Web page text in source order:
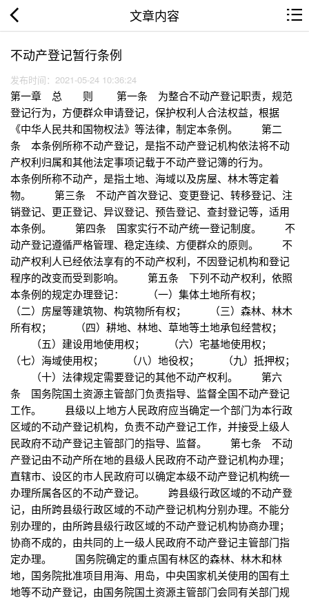
文章内容
不动产登记暂行条例
发布时间：2021-05-24 10:36:24
第一章 总 则 第一条 为整合不动产登记职责，规范
登记行为，方便群众申请登记，保护权利人合法权益，根据
《中华人民共和国物权法》等法律，制定本条例。 第二
条 本条例所称不动产登记，是指不动产登记机构依法将不动
产权利归属和其他法定事项记载于不动产登记簿的行为。
本条例所称不动产，是指土地、海域以及房屋、林木等定着
物。 第三条 不动产首次登记、变更登记、转移登记、注
销登记、更正登记、异议登记、预告登记、查封登记等，适用
本条例。 第四条 国家实行不动产统一登记制度。 不
动产登记遵循严格管理、稳定连续、方便群众的原则。 不
动产权利人已经依法享有的不动产权利，不因登记机构和登记
程序的改变而受到影响。 第五条 下列不动产权利，依照
本条例的规定办理登记： （一）集体土地所有权；
（二）房屋等建筑物、构筑物所有权； （三）森林、林木
所有权； （四）耕地、林地、草地等土地承包经营权；
（五）建设用地使用权； （六）宅基地使用权；
（七）海域使用权； （八）地役权； （九）抵押权；
（十）法律规定需要登记的其他不动产权利。 第六
条 国务院国土资源主管部门负责指导、监督全国不动产登记
工作。 县级以上地方人民政府应当确定一个部门为本行政
区域的不动产登记机构，负责不动产登记工作，并接受上级人
民政府不动产登记主管部门的指导、监督。 第七条 不动
产登记由不动产所在地的县级人民政府不动产登记机构办理；
直辖市、设区的市人民政府可以确定本级不动产登记机构统一
办理所属各区的不动产登记。 跨县级行政区域的不动产登
记，由所跨县级行政区域的不动产登记机构分别办理。不能分
别办理的，由所跨县级行政区域的不动产登记机构协商办理；
协商不成的，由共同的上一级人民政府不动产登记主管部门指
定办理。 国务院确定的重点国有林区的森林、林木和林
地，国务院批准项目用海、用岛，中央国家机关使用的国有土
地等不动产登记，由国务院国土资源主管部门会同有关部门规